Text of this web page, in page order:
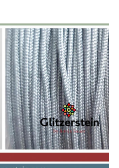
Dieses
Produkt
weist
mehrere
Varianten
auf.
Die
Optionen
können
auf
der
Preisspanne:
3,00 €
bis
3,40 €